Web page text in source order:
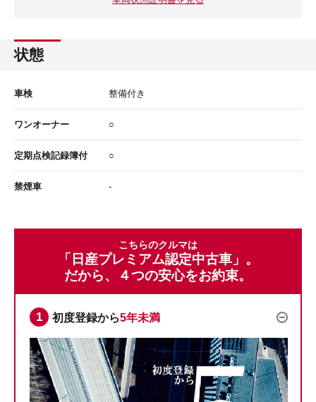
状態
車検 整備付き
ワンオーナー ○
定期点検記録簿付 ○
禁煙車 -
こちらのクルマは
「日産プレミアム認定中古車」。
だから、４つの安心をお約束。
初度登録から5年未満